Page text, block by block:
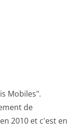
Mobiles".
de
2010 et c'est en